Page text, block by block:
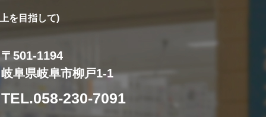
を目指して)
〒501-1194
岐阜県岐阜市柳戸1-1
TEL.058-230-7091